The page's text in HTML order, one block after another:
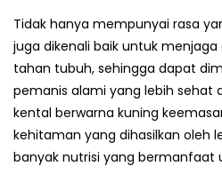
Tidak hanya mempunyai rasa
juga dikenali baik untuk
tahan tubuh, sehingga dapat
pemanis alami yang lebih sehat
kental berwarna kuning
kehitaman yang dihasilkan oleh
banyak nutrisi yang bermanfaat